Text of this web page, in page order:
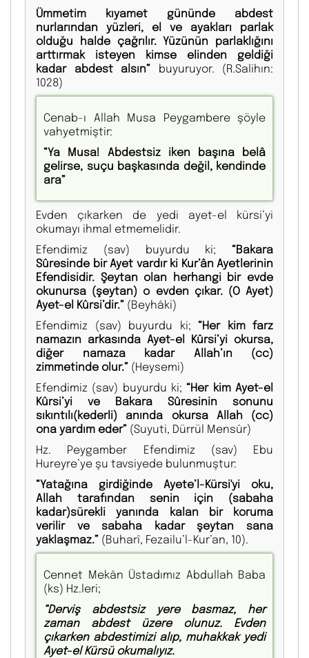
Ümmetim kıyamet gününde abdest
nurlarından yüzleri, el ve ayakları parlak
olduğu halde çağrılır. Yüzünün parlaklığını
arttırmak isteyen kimse elinden geldiği
kadar abdest alsın” buyuruyor. (R.Salihın:
1028)
Cenab-ı Allah Musa Peygambere şöyle
vahyetmiştir:
“Ya Musa! Abdestsiz iken başına belâ
gelirse, suçu başkasında değil, kendinde
ara”
Evden çıkarken de yedi ayet-el kürsi’yi
okumayı ihmal etmemelidir.
Efendimiz (sav) buyurdu ki; “Bakara
Sûresinde bir Ayet vardır ki Kur’ân Ayetlerinin
Efendisidir. Şeytan olan herhangi bir evde
okunursa (şeytan) o evden çıkar. (O Ayet)
Ayet-el Kûrsi’dir.” (Beyhâki)
Efendimiz (sav) buyurdu ki; “Her kim farz
namazın arkasında Ayet-el Kûrsi’yi okursa,
diğer namaza kadar Allah’ın (cc)
zimmetinde olur.” (Heysemi)
Efendimiz (sav) buyurdu ki;“Her kim Ayet-el
Kûrsi’yi ve Bakara Sûresinin sonunu
sıkıntılı(kederli) anında okursa Allah (cc)
ona yardım eder” (Suyuti, Dürrül Mensûr)
Hz. Peygamber Efendimiz (sav) Ebu
Hureyre’ye şu tavsiyede bulunmuştur:
“Yatağına girdiğinde Ayete’l-Kürsi'yi oku,
Allah tarafından senin için (sabaha
kadar)sürekli yanında kalan bir koruma
verilir ve sabaha kadar şeytan sana
yaklaşmaz.” (Buharî, Fezailu’l-Kur’an, 10).
Cennet Mekân Üstadımız Abdullah Baba
(ks) Hz.leri;
“Derviş abdestsiz yere basmaz, her
zaman abdest üzere olunuz. Evden
çıkarken abdestimizi alıp, muhakkak yedi
Ayet-el Kürsü okumalıyız.